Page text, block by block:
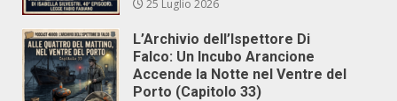
25 Luglio 2026
L’Archivio dell’Ispettore Di
Falco: Un Incubo Arancione
Accende la Notte nel Ventre del
Porto (Capitolo 33)